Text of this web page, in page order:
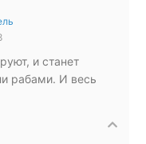
и станет
рабами. И весь